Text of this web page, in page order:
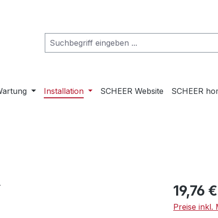
Installation SCHEER Website SCHEER
Regulärer
19,76 €
Preise inkl.